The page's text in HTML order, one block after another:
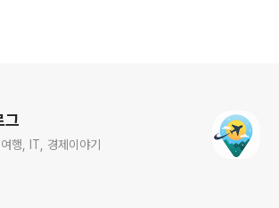
그
행, IT, 경제이야기